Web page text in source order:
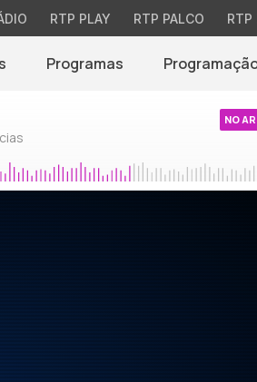
RTP PLAY RTP PALCO RTP
Programas
NO AR